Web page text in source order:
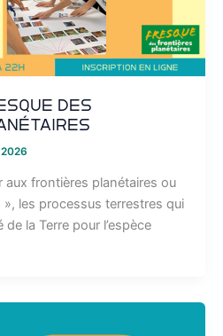
des
aux frontières planétaires ou
les processus terrestres qui
la Terre pour l’espèce